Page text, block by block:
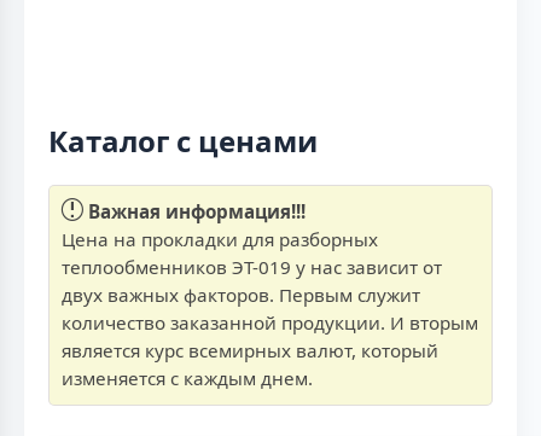
Каталог с ценами
Важная информация!!!
Цена на прокладки для разборных
теплообменников ЭТ-019 у нас зависит от
двух важных факторов. Первым служит
количество заказанной продукции. И вторым
является курс всемирных валют, который
изменяется с каждым днем.